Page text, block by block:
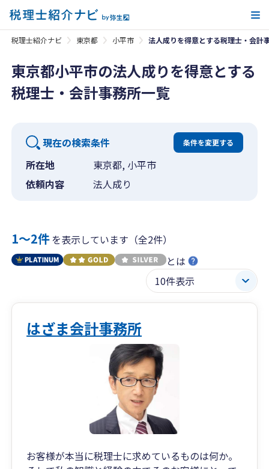
税理士紹介ナビ 東京都 小平市 法人成りを得意とする税理士・会計
東京都小平市の法人成りを得意とする
税理士・会計事務所一覧
現在の検索条件 条件を変更する
所在地
東京都, 小平市
依頼内容
法人成り
1〜2件を表示しています（全2件）
とは
はざま会計事務所
お客様が本当に税理士に求めているものは何か。